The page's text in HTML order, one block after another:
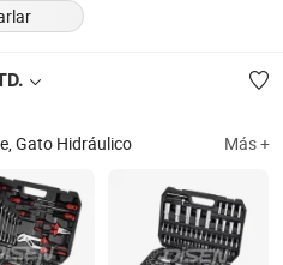
Gato Hidráulico Más +